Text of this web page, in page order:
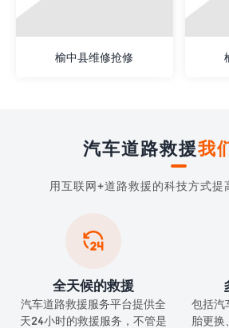
榆中县维修抢修
汽车道路救援我
用互联网+道路救援的科技方式提

全天候的救援
汽车道路救援服务平台提供全
天24小时的救援服务，不管是
包括汽
胎更换